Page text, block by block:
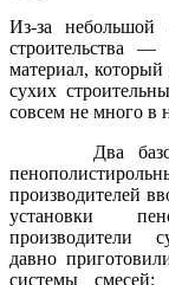
Из-за небольшой
строительства
материал, который
сухих
совсем не много в
Два базовых
производителей
установки
производители
давно
системы